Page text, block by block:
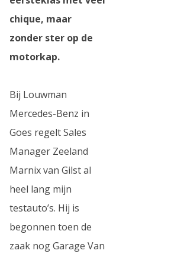
chique, maar
zonder ster op de
motorkap.
Bij Louwman
Mercedes-Benz in
Goes regelt Sales
Manager Zeeland
Marnix van Gilst al
heel lang mijn
testauto’s. Hij is
begonnen toen de
zaak nog Garage Van